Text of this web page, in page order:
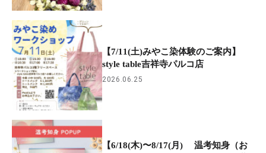
【7/11(土)みやこ染体験のご案内】
style table吉祥寺パルコ店
2026.06.25
【6/18(木)〜8/17(月) 温考知身（お